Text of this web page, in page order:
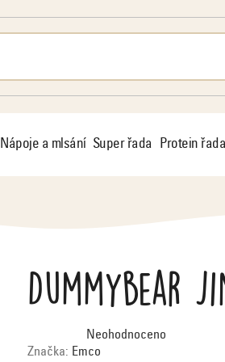
Nápoje a mlsání Super řada Protein řada
Dummybear
Průměrné
hodnocení
produktu
je
Neohodnoceno
Značka: Emco